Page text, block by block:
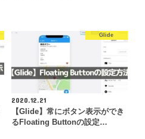
Glide
2020.12.21
【Glide】常にボタン表示ができ
るFloating Buttonの設定…